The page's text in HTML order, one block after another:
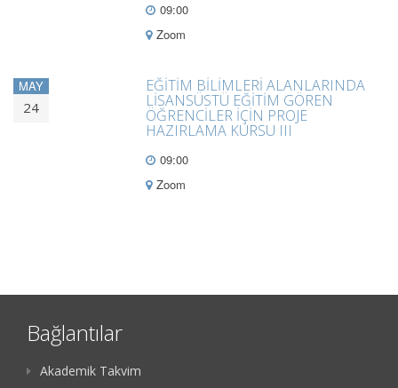
09:00
Zoom
MAY
24
EĞİTİM BİLİMLERİ ALANLARINDA
LİSANSÜSTÜ EĞİTİM GÖREN
ÖĞRENCİLER İÇİN PROJE
HAZIRLAMA KURSU III
09:00
Zoom
Bağlantılar
Akademik Takvim